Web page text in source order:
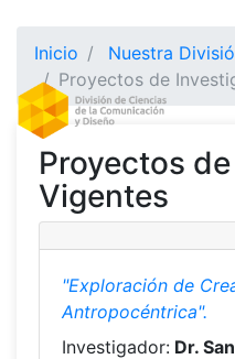
Inicio
Nuestra
Proyectos de
Proyectos
Vigentes
"Exploración de
Antropocéntrica".
Investigador: Dr.